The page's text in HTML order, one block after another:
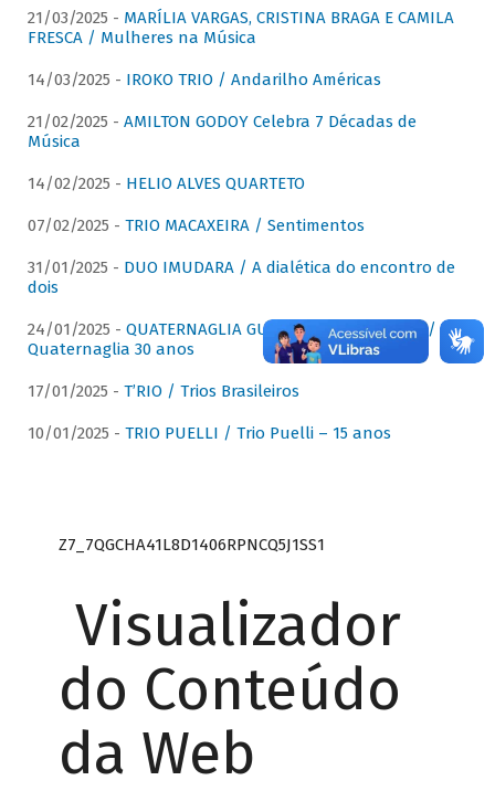
21/03/2025 - MARÍLIA VARGAS, CRISTINA BRAGA E CAMILA
FRESCA / Mulheres na Música
14/03/2025 - IROKO TRIO / Andarilho Américas
21/02/2025 - AMILTON GODOY Celebra 7 Décadas de
Música
14/02/2025 - HELIO ALVES QUARTETO
07/02/2025 - TRIO MACAXEIRA / Sentimentos
31/01/2025 - DUO IMUDARA / A dialética do encontro de
dois
24/01/2025 - QUATERNAGLIA GUITAR QUARTET (QGQ) /
Quaternaglia 30 anos
17/01/2025 - T’RIO / Trios Brasileiros
10/01/2025 - TRIO PUELLI / Trio Puelli – 15 anos
Z7_7QGCHA41L8D1406RPNCQ5J1SS1
Visualizador
do Conteúdo
da Web